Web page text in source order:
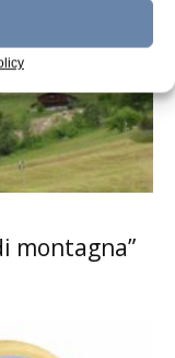
montagna”